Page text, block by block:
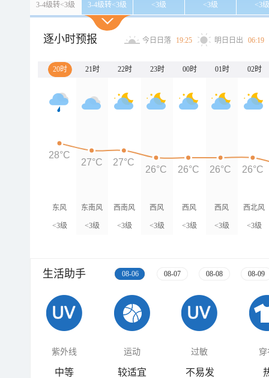
3-4级转<3级 3-4级转<3级 <3级 <3级 <3级
逐小时预报 今日日落 19:25 明日日出 06:19
20时 21时 22时 23时 00时 01时 02时
东风
<3级
东南风
<3级
西南风
<3级
西风
<3级
西风
<3级
西风
<3级
西北风
<3级
28°C
27°C 27°C
26°C 26°C 26°C 26°C
生活助手 08-06 08-07 08-08 08-09
紫外线 运动 过敏 穿
中等 较适宜 不易发